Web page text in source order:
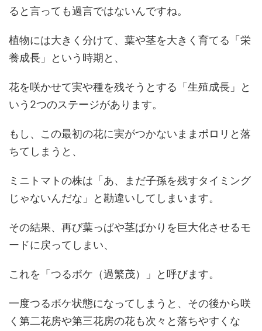
ると言っても過言ではないんですね。
植物には大きく分けて、葉や茎を大きく育てる「栄
養成長」という時期と、
花を咲かせて実や種を残そうとする「生殖成長」と
いう2つのステージがあります。
もし、この最初の花に実がつかないままポロリと落
ちてしまうと、
ミニトマトの株は「あ、まだ子孫を残すタイミング
じゃないんだな」と勘違いしてしまいます。
その結果、再び葉っぱや茎ばかりを巨大化させるモ
ードに戻ってしまい、
これを「つるボケ（過繁茂）」と呼びます。
一度つるボケ状態になってしまうと、その後から咲
く第二花房や第三花房の花も次々と落ちやすくな